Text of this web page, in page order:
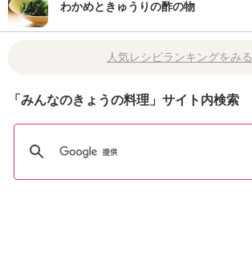
わかめときゅうりの酢の物
人気レシピランキングをみる
「みんなのきょうの料理」サイト内検索